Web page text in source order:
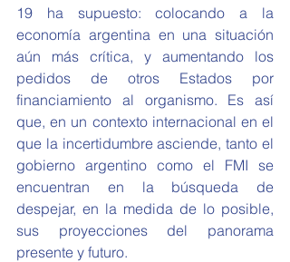
19 ha supuesto: colocando a la
economía argentina en una situación
aún más crítica, y aumentando los
pedidos de otros Estados por
financiamiento al organismo. Es así
que, en un contexto internacional en el
que la incertidumbre asciende, tanto el
gobierno argentino como el FMI se
encuentran en la búsqueda de
despejar, en la medida de lo posible,
sus proyecciones del panorama
presente y futuro.